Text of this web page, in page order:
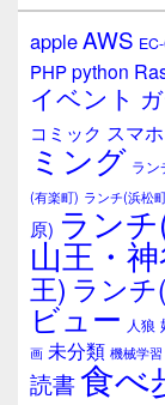
ウ
ィ
ジ
ェ
ア
appleAWS
PHPpython
イベント
コミック スマホ
ミング ラン
(有楽町) ランチ(浜松
原) ラン
山王・
王) ラン
ビュー 人狼
画 未分類 機械学
読書食べ